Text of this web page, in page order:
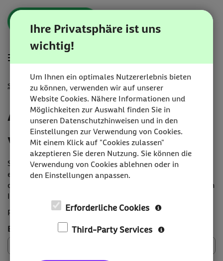
Zum
Inhalt
Anmelden
Zur
Navigation
Zur
Startseite
Karriereportal
|
BEESITE
STELLENMARKT
WL
RECRUITING
EDITION
-
&
GmbH
Hauptnavigation
Ihre Privatsphäre ist uns
wichtig!
Um Ihnen ein optimales Nutzererlebnis bieten
zu können, verwenden wir auf unserer
Website Cookies. Nähere Informationen und
Möglichkeiten zur Auswahl finden Sie in
unseren Datenschutzhinweisen und in den
Einstellungen zur Verwendung von Cookies.
Mit einem Klick auf "Cookies zulassen"
akzeptieren Sie deren Nutzung. Sie können die
Verwendung von Cookies ablehnen oder in
den Einstellungen anpassen.
Erforderliche Cookies
Third-Party Services
Startseite Anmeldename vergessen?
Anmeldename
vergessen?
Sie haben Ihren Anmeldenamen vergessen? Geben Sie
einfach Ihren Nachnamen sowie Ihre E-Mail-Adresse ein,
die Sie bei der Registrierung verwendet haben. Sie erhalten
Ihren Anmeldenamen umgehend per E-Mail.
Pflichtfelder sind mit einem (*) markiert.
E-Mail-Adresse*